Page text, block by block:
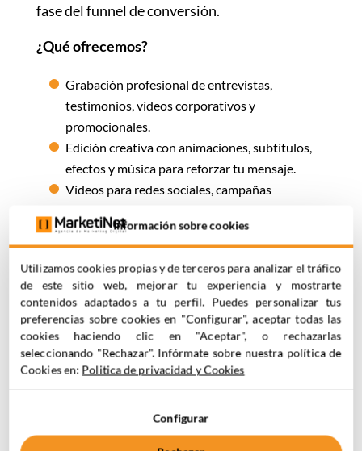
fase del funnel de conversión.
¿Qué ofrecemos?
Grabación profesional de entrevistas,
testimonios, vídeos corporativos y
promocionales.
Edición creativa con animaciones, subtítulos,
efectos y música para reforzar tu mensaje.
Vídeos para redes sociales, campañas
aterrizaje.
Reels, shorts y vídeos verticales optimizados
para Instagram, TikTok y YouTube.
Storytelling visual que conecta con tu
audiencia y refuerza tu marca.
¿Por qué apostar por el vídeo?
Mejora el CTR en campañas de email y social
ads.
Información sobre cookies
Utilizamos cookies propias y de terceros para analizar el tráfico
de este sitio web, mejorar tu experiencia y mostrarte
contenidos adaptados a tu perfil. Puedes personalizar tus
preferencias sobre cookies en "Configurar", aceptar todas las
cookies haciendo clic en "Aceptar", o rechazarlas
seleccionando "Rechazar". Infórmate sobre nuestra política de
Cookies en: Politica de privacidad y Cookies
Configurar